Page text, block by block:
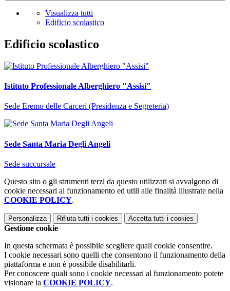
Visualizza tutti
Edificio scolastico
Edificio scolastico
Istituto Professionale Alberghiero "Assisi"
Sede Eremo delle Carceri (Presidenza e Segreteria)
Sede Santa Maria Degli Angeli
Sede succursale
Questo sito o gli strumenti terzi da questo utilizzati si avvalgono di
cookie necessari al funzionamento ed utili alle finalità illustrate nella
COOKIE POLICY.
Personalizza Rifiuta tutti i cookies Accetta tutti i cookies
Gestione cookie
In questa schermata è possibile scegliere quali cookie consentire.
I cookie necessari sono quelli che consentono il funzionamento della
piattaforma e non è possibile disabilitarli.
Per conoscere quali sono i cookie necessari al funzionamento potete
visionare la COOKIE POLICY.